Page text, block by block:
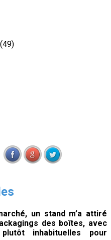
(49)
un stand m’a attiré
des boîtes, avec
inhabituelles pour